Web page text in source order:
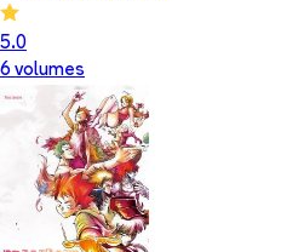
5.0
6 volumes